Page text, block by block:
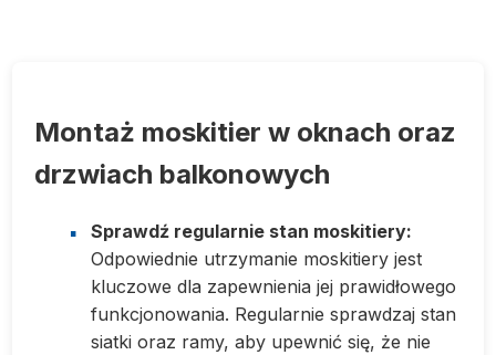
Montaż moskitier w oknach oraz
drzwiach balkonowych
Sprawdź regularnie stan moskitiery:
Odpowiednie utrzymanie moskitiery jest
kluczowe dla zapewnienia jej prawidłowego
funkcjonowania. Regularnie sprawdzaj stan
siatki oraz ramy, aby upewnić się, że nie